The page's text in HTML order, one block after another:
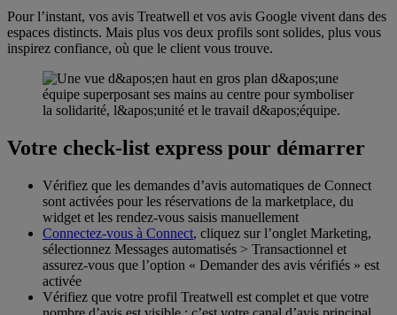
FAQ
Pour l’instant, vos avis Treatwell et vos avis Google vivent dans des
espaces distincts. Mais plus vos deux profils sont solides, plus vous
inspirez confiance, où que le client vous trouve.
Votre check-list express pour démarrer
Vérifiez que les demandes d’avis automatiques de Connect
sont activées pour les réservations de la marketplace, du
widget et les rendez-vous saisis manuellement
Connectez-vous à Connect, cliquez sur l’onglet Marketing,
sélectionnez Messages automatisés > Transactionnel et
assurez-vous que l’option « Demander des avis vérifiés » est
activée
Vérifiez que votre profil Treatwell est complet et que votre